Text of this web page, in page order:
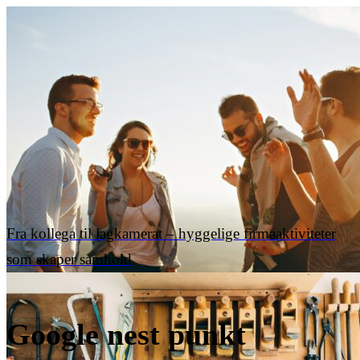
Fra kollega til lagkamerat – hyggelige firmaaktiviteter
som skaper samhold
Google nest punkt